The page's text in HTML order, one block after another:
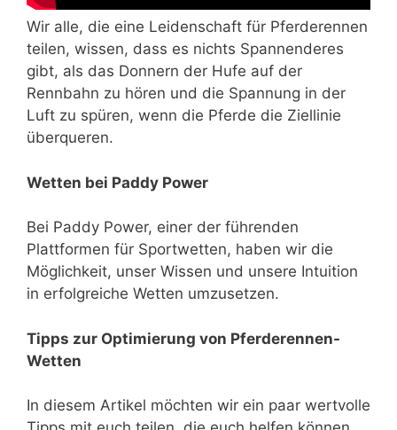
Wir alle, die eine Leidenschaft für Pferderennen
teilen, wissen, dass es nichts Spannenderes
gibt, als das Donnern der Hufe auf der
Rennbahn zu hören und die Spannung in der
Luft zu spüren, wenn die Pferde die Ziellinie
überqueren.
Wetten bei Paddy Power
Bei Paddy Power, einer der führenden
Plattformen für Sportwetten, haben wir die
Möglichkeit, unser Wissen und unsere Intuition
in erfolgreiche Wetten umzusetzen.
Tipps zur Optimierung von Pferderennen-
Wetten
In diesem Artikel möchten wir ein paar wertvolle